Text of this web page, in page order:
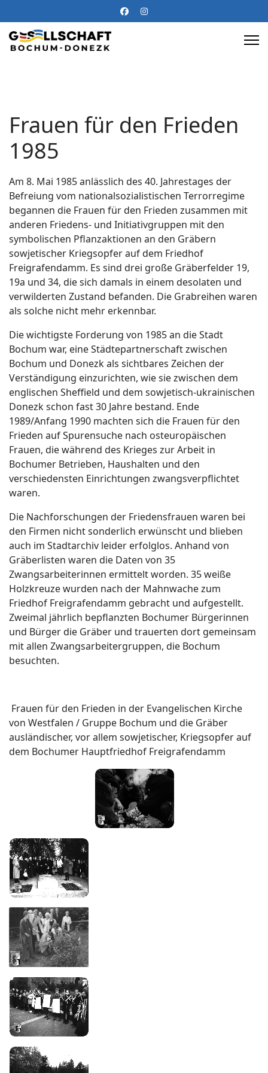
Frauen für den Frieden
1985
Am 8. Mai 1985 anlässlich des 40. Jahrestages der
Befreiung vom nationalsozialistischen Terrorregime
begannen die Frauen für den Frieden zusammen mit
anderen Friedens- und Initiativgruppen mit den
symbolischen Pflanzaktionen an den Gräbern
sowjetischer Kriegsopfer auf dem Friedhof
Freigrafendamm. Es sind drei große Gräberfelder 19,
19a und 34, die sich damals in einem desolaten und
verwilderten Zustand befanden. Die Grabreihen waren
als solche nicht mehr erkennbar.
Die wichtigste Forderung von 1985 an die Stadt
Bochum war, eine Städtepartnerschaft zwischen
Bochum und Donezk als sichtbares Zeichen der
Verständigung einzurichten, wie sie zwischen dem
englischen Sheffield und dem sowjetisch-ukrainischen
Donezk schon fast 30 Jahre bestand. Ende
1989/Anfang 1990 machten sich die Frauen für den
Frieden auf Spurensuche nach osteuropäischen
Frauen, die während des Krieges zur Arbeit in
Bochumer Betrieben, Haushalten und den
verschiedensten Einrichtungen zwangsverpflichtet
waren.
Die Nachforschungen der Friedensfrauen waren bei
den Firmen nicht sonderlich erwünscht und blieben
auch im Stadtarchiv leider erfolglos. Anhand von
Gräberlisten waren die Daten von 35
Zwangsarbeiterinnen ermittelt worden. 35 weiße
Holzkreuze wurden nach der Mahnwache zum
Friedhof Freigrafendamm gebracht und aufgestellt.
Zweimal jährlich bepflanzten Bochumer Bürgerinnen
und Bürger die Gräber und trauerten dort gemeinsam
mit allen Zwangsarbeitergruppen, die Bochum
besuchten.
Frauen für den Frieden in der Evangelischen Kirche
von Westfalen / Gruppe Bochum und die Gräber
ausländischer, vor allem sowjetischer, Kriegsopfer auf
dem Bochumer Hauptfriedhof Freigrafendamm